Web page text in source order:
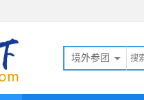
境外参团